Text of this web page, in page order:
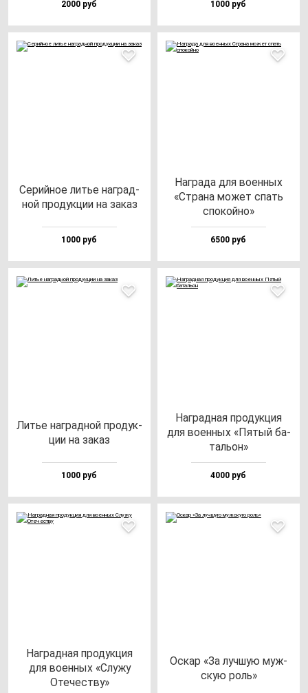
2000 руб 1000 руб
Серий­ное литье наг­рад­
ной про­дук­ции на за­каз
1000 руб
Наг­ра­да для во­ен­ных
«Стра­на мо­жет спать
спо­кой­но»
6500 руб
Литье наг­рад­ной про­дук­
ции на за­каз
1000 руб
Наг­рад­ная про­дук­ция
для во­ен­ных «Пятый ба­
таль­он»
4000 руб
Наг­рад­ная про­дук­ция
для во­ен­ных «Слу­жу
Оте­чес­тву»
Оскар «За луч­шую муж­
скую роль»